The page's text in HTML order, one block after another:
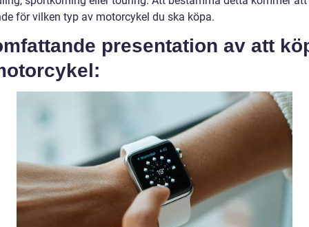
för vilken typ av motorcykel du ska köpa.
presentation av att